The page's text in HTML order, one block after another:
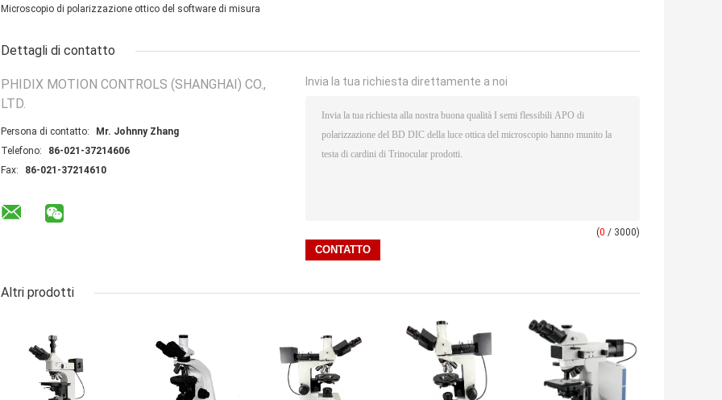
Microscopio di polarizzazione ottico del software di misura
Dettagli di contatto
PHIDIX MOTION CONTROLS (SHANGHAI) CO.,
LTD.
Persona di contatto:
Mr. Johnny Zhang
Telefono:
86-021-37214606
Fax:
86-021-37214610
Invia la tua richiesta direttamente a noi
(0 / 3000)
Altri prodotti